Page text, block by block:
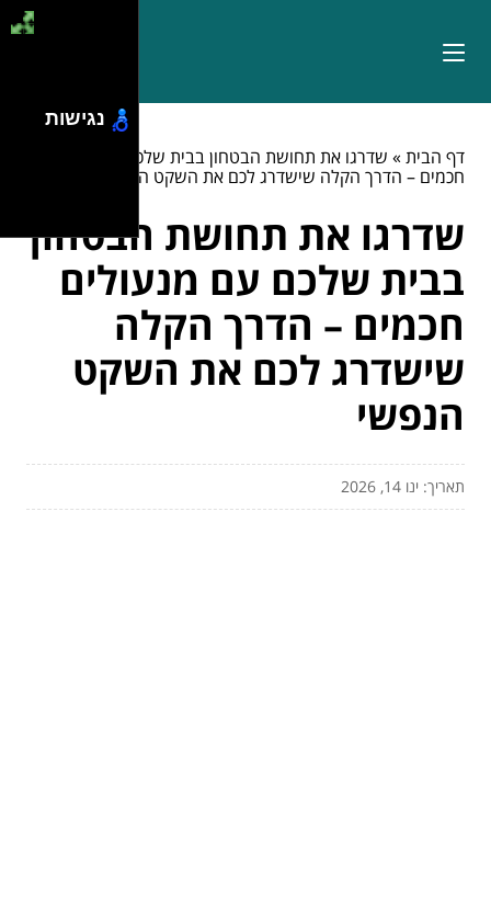
דף הבית» שדרגו את תחושת הבטחון בבית שלכם עם מנעולים
חכמים – הדרך הקלה שישדרג לכם את השקט הנפשי
שדרגו את תחושת הבטחון
בבית שלכם עם מנעולים
חכמים – הדרך הקלה
שישדרג לכם את השקט
הנפשי
תאריך: ינו 14, 2026
נגישות